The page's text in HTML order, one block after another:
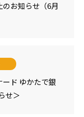
お知らせ（6月
ド ゆかたで銀
せ＞